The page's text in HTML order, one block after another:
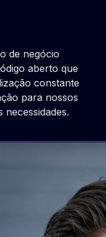
de negócio
aberto que
constante
para nossos